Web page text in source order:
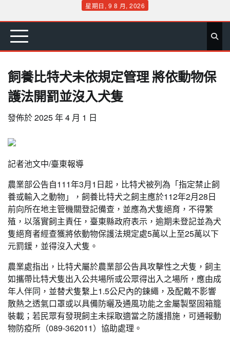
content
星期日, 9 8 月, 2026
首 要 娛 生 社 文 公 運 旅 政 地 專
飼養比特犬未依規定管理 將依動物保
護法開罰並沒入犬隻
發佈於2025 年 4 月 1 日
記者池文中/臺東報導
農業部公告自111年3月1日起，比特犬被列為「指定禁止飼
養或輸入之動物」，飼養比特犬之飼主應於112年2月28日
前向所在地主管機關登記備查，並應為犬隻絕育，不得繁
殖，以落實飼主責任，臺東縣政府表示，逾期未登記並為犬
隻絕育者經查獲將依動物保護法規定處5萬以上至25萬以下
元罰鍰，並得沒入犬隻。
農業處指出，比特犬屬於農業部公告具攻擊性之犬隻，飼主
如攜帶比特犬隻出入公共場所或公眾得出入之場所，應由成
年人伴同，並替犬隻繫上1.5公尺內的鍊繩，及配戴不影響
散熱之透氣口罩或以具備防曬及通風功能之金屬製堅固箱籠
裝載；若民眾有發現飼主未採取適當之防護措施，可通報動
物防疫所（089-362011）協助處理。